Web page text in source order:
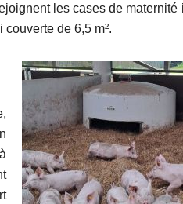
les cases de maternité
couverte de 6,5 m².